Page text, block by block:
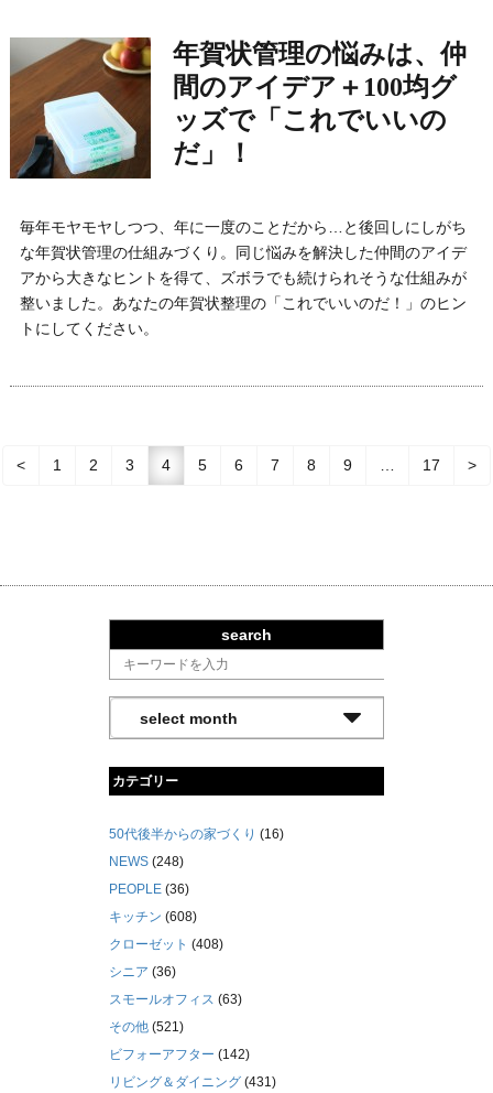
年賀状管理の悩みは、仲
間のアイデア＋100均グ
ッズで「これでいいの
だ」！
毎年モヤモヤしつつ、年に一度のことだから…と後回しにしがち
な年賀状管理の仕組みづくり。同じ悩みを解決した仲間のアイデ
アから大きなヒントを得て、ズボラでも続けられそうな仕組みが
整いました。あなたの年賀状整理の「これでいいのだ！」のヒン
トにしてください。
< 1 2 3 4 5 6 7 8 9 … 17 >
search
カテゴリー
50代後半からの家づくり (16)
NEWS (248)
PEOPLE (36)
キッチン (608)
クローゼット (408)
シニア (36)
スモールオフィス (63)
その他 (521)
ビフォーアフター (142)
リビング＆ダイニング (431)